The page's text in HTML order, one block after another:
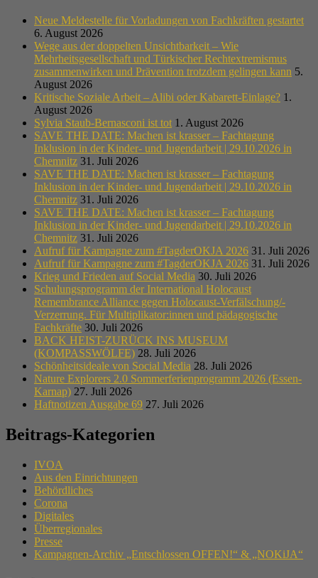
Neue Meldestelle für Vorladungen von Fachkräften gestartet
6. August 2026
Wege aus der doppelten Unsichtbarkeit – Wie
Mehrheitsgesellschaft und Türkischer Rechtextremismus
zusammenwirken und Prävention trotzdem gelingen kann 5.
August 2026
Kritische Soziale Arbeit – Alibi oder Kabarett-Einlage? 1.
August 2026
Sylvia Staub-Bernasconi ist tot 1. August 2026
SAVE THE DATE: Machen ist krasser – Fachtagung
Inklusion in der Kinder- und Jugendarbeit | 29.10.2026 in
Chemnitz 31. Juli 2026
SAVE THE DATE: Machen ist krasser – Fachtagung
Inklusion in der Kinder- und Jugendarbeit | 29.10.2026 in
Chemnitz 31. Juli 2026
SAVE THE DATE: Machen ist krasser – Fachtagung
Inklusion in der Kinder- und Jugendarbeit | 29.10.2026 in
Chemnitz 31. Juli 2026
Aufruf für Kampagne zum #TagderOKJA 2026 31. Juli 2026
Aufruf für Kampagne zum #TagderOKJA 2026 31. Juli 2026
Krieg und Frieden auf Social Media 30. Juli 2026
Schulungsprogramm der International Holocaust
Remembrance Alliance gegen Holocaust-Verfälschung/-
Verzerrung. Für Multiplikator:innen und pädagogische
Fachkräfte 30. Juli 2026
BACK HEIST-ZURÜCK INS MUSEUM
(KOMPASSWÖLFE) 28. Juli 2026
Schönheitsideale von Social Media 28. Juli 2026
Nature Explorers 2.0 Sommerferienprogramm 2026 (Essen-
Karnap) 27. Juli 2026
Haftnotizen Ausgabe 69 27. Juli 2026
Beitrags-Kategorien
IVOA
Aus den Einrichtungen
Behördliches
Corona
Digitales
Überregionales
Presse
Kampagnen-Archiv „Entschlossen OFFEN!“ & „NOKiJA“